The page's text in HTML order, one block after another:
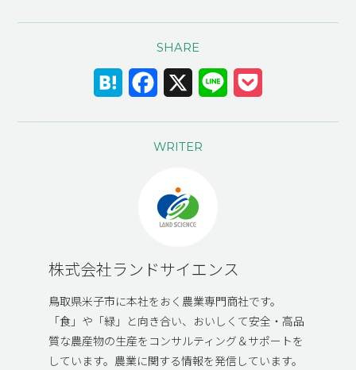
CASE STUDY
PRIVACY POLICY
SHARE
Hatena Facebook Line
WRITER
株式会社ランドサイエンス
鳥取県米子市に本社をおく農業専門商社です。
「食」や「緑」と向き合い、おいしくて安全・高品
質な農産物の生産をコンサルティング＆サポートを
しています。農業に関する情報を発信しています。